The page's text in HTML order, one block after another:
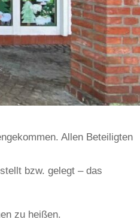
Allen Beteiligten
bzw. gelegt – das
zu heißen.